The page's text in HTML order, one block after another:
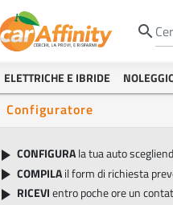
search
ELETTRICHE E IBRIDE
Configuratore
play_arrow CONFIGURA la tua auto
play_arrow COMPILA il form di richiesta
play_arrow RICEVI entro poche ore un